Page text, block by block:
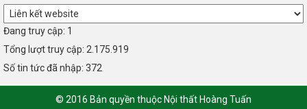
Đang truy cập: 1
Tổng lượt truy cập: 2.175.919
Số tin tức đã nhập: 372
© 2016 Bản quyền thuộc Nội thất Hoàng Tuấn